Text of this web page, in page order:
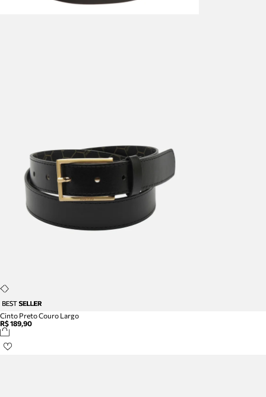
Cinto Preto Couro Largo
R$ 189,90